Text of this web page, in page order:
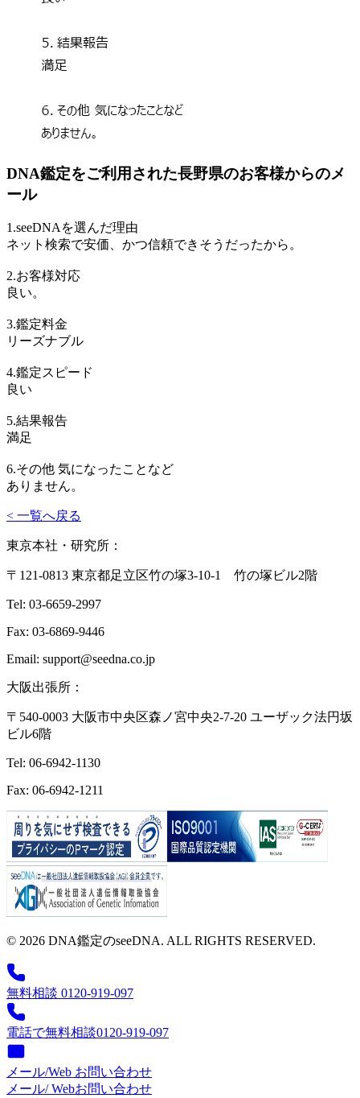
DNA鑑定をご利用された長野県のお客様からのメ
ール
1.seeDNAを選んだ理由
ネット検索で安価、かつ信頼できそうだったから。
2.お客様対応
良い。
3.鑑定料金
リーズナブル
4.鑑定スピード
良い
5.結果報告
満足
6.その他 気になったことなど
ありません。
< 一覧へ戻る
東京本社・研究所：
〒121-0813 東京都足立区竹の塚3-10-1 竹の塚ビル2階
Tel: 03-6659-2997
Fax: 03-6869-9446
Email: support@seedna.co.jp
大阪出張所：
〒540-0003 大阪市中央区森ノ宮中央2-7-20 ユーザック法円坂
ビル6階
Tel: 06-6942-1130
Fax: 06-6942-1211
© 2026 DNA鑑定のseeDNA. ALL RIGHTS RESERVED.
無料相談 0120-919-097
電話で無料相談0120-919-097
メール/Web お問い合わせ
メール/ Webお問い合わせ